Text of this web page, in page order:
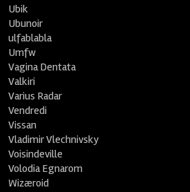
Ubik
Ubunoir
ulfablabla
Umfw
Vagina Dentata
Valkiri
Varius Radar
Vendredi
Vissan
Vladimir Vlechnivsky
Voisindeville
Volodia Egnarom
Wizæroid